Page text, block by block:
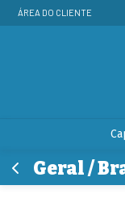
ÁREA DO CLIENTE
Geral /